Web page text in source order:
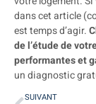
dans cet article
est temps d’agir.
de l’étude de
performantes et
un diagnostic
SUIVANT